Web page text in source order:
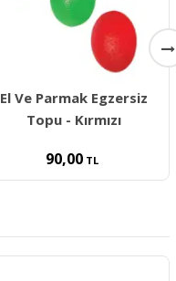
El Ve Parmak Egzersiz
Topu - Kırmızı
90,00TL